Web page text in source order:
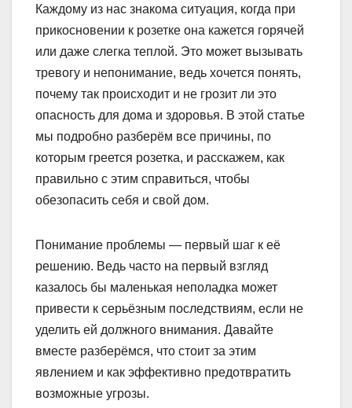
Каждому из нас знакома ситуация, когда при
прикосновении к розетке она кажется горячей
или даже слегка теплой. Это может вызывать
тревогу и непонимание, ведь хочется понять,
почему так происходит и не грозит ли это
опасность для дома и здоровья. В этой статье
мы подробно разберём все причины, по
которым греется розетка, и расскажем, как
правильно с этим справиться, чтобы
обезопасить себя и свой дом.
Понимание проблемы — первый шаг к её
решению. Ведь часто на первый взгляд
казалось бы маленькая неполадка может
привести к серьёзным последствиям, если не
уделить ей должного внимания. Давайте
вместе разберёмся, что стоит за этим
явлением и как эффективно предотвратить
возможные угрозы.